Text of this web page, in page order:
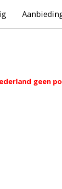
geen